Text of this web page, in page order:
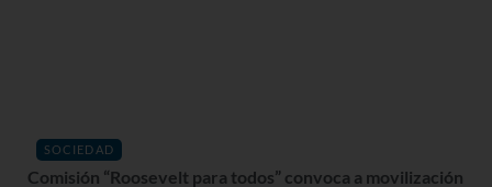
SOCIEDAD
Comisión “Roosevelt para todos” convoca a movilización